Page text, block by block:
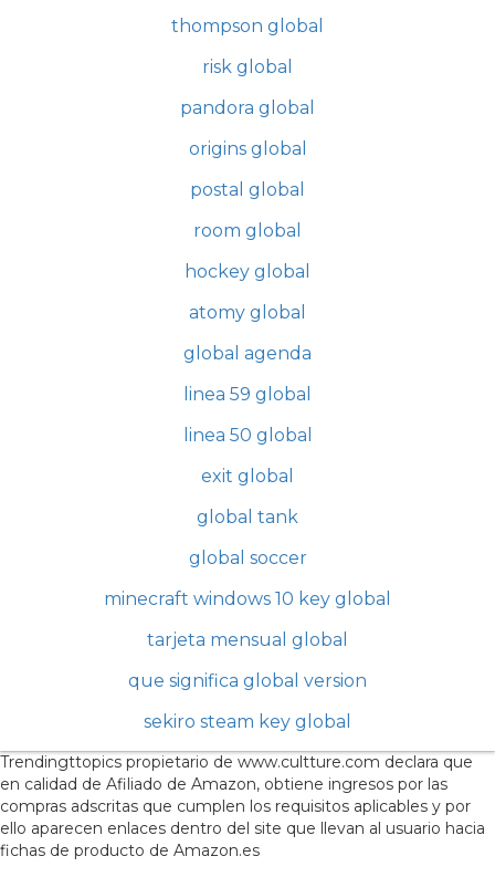
thompson global
risk global
pandora global
origins global
postal global
room global
hockey global
atomy global
global agenda
linea 59 global
linea 50 global
exit global
global tank
global soccer
minecraft windows 10 key global
tarjeta mensual global
que significa global version
sekiro steam key global
Trendingttopics propietario de www.cultture.com declara que
en calidad de Afiliado de Amazon, obtiene ingresos por las
compras adscritas que cumplen los requisitos aplicables y por
ello aparecen enlaces dentro del site que llevan al usuario hacia
fichas de producto de Amazon.es